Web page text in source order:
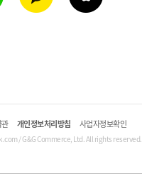
개인정보처리방침 사업자정보확인
/ G&G Commerce, Ltd. All rights reserved.